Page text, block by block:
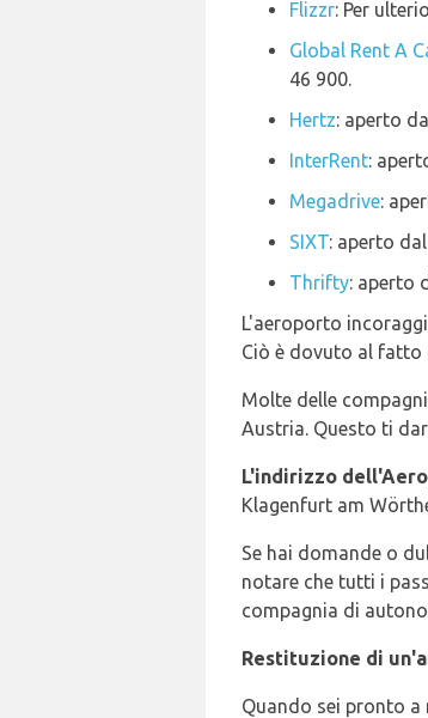
Flizzr: Per
Global Rent A
46 900.
Hertz: aperto
InterRent:
Megadrive:
SIXT: aperto
Thrifty: aperto
L'aeroporto
Ciò è dovuto al fatto
Molte delle
Austria. Questo ti
L'indirizzo
Klagenfurt am
Se hai domande o
notare che tutti i
compagnia di
Restituzione di
Quando sei pronto